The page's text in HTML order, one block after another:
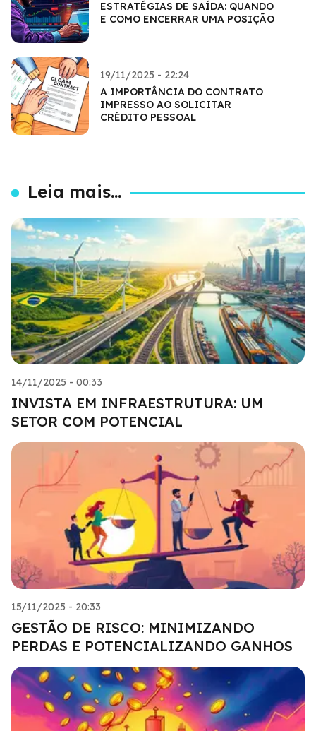
ESTRATÉGIAS DE SAÍDA: QUANDO
E COMO ENCERRAR UMA POSIÇÃO
19/11/2025 - 22:24
A IMPORTÂNCIA DO CONTRATO
IMPRESSO AO SOLICITAR
CRÉDITO PESSOAL
Leia mais...
14/11/2025 - 00:33
INVISTA EM INFRAESTRUTURA: UM
SETOR COM POTENCIAL
15/11/2025 - 20:33
GESTÃO DE RISCO: MINIMIZANDO
PERDAS E POTENCIALIZANDO GANHOS